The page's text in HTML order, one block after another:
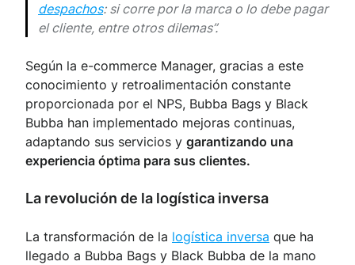
despachos: si corre por la marca o lo debe pagar
el cliente, entre otros dilemas”.
Según la e-commerce Manager, gracias a este
conocimiento y retroalimentación constante
proporcionada por el NPS, Bubba Bags y Black
Bubba han implementado mejoras continuas,
adaptando sus servicios y garantizando una
experiencia óptima para sus clientes.
La revolución de la logística inversa
La transformación de la logística inversa que ha
llegado a Bubba Bags y Black Bubba de la mano